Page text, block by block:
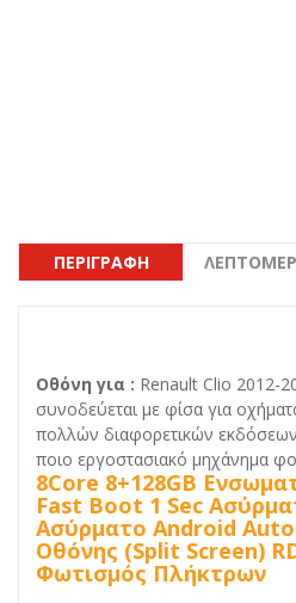
ΠΕΡΙΓΡΑΦΉ
Οθόνη για : Renault Clio 2012-
συνοδεύεται με φίσα για
πολλών διαφορετικών εκδόσεων
ποιο εργοστασιακό μηχάνημα
8Core 8+128GB
Fast Boot 1 Sec
Ασύρματο Android Auto
Οθόνης (Split Screen)
Φωτισμός Πλήκτρων